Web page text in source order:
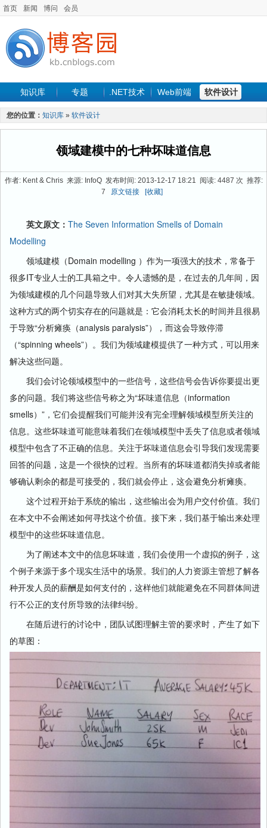
首页 新闻 博问 会员
知识库 专题 .NET技术 Web前端 软件设计
手机开发 软件工程
最新文章
您的位置： 知识库 » 软件设计
领域建模中的七种坏味道信息
作者: Kent & Chris 来源: InfoQ 发布时间: 2013-12-17 18:21 阅读: 4487 次 推荐:
7
原文链接 [收藏]
英文原文： The Seven Information Smells of Domain
Modelling
领域建模（Domain modelling ）作为一项强大的技术，常备于
很多IT专业人士的工具箱之中。令人遗憾的是，在过去的几年间，因
为领域建模的几个问题导致人们对其大失所望，尤其是在敏捷领域。
这种方式的两个切实存在的问题就是：它会消耗太长的时间并且很易
于导致“分析瘫痪（analysis paralysis”），而这会导致停滞
（“spinning wheels”）。我们为领域建模提供了一种方式，可以用来
解决这些问题。
我们会讨论领域模型中的一些信号，这些信号会告诉你要提出更
多的问题。我们将这些信号称之为“坏味道信息（information
smells）”，它们会提醒我们可能并没有完全理解领域模型所关注的
信息。这些坏味道可能意味着我们在领域模型中丢失了信息或者领域
模型中包含了不正确的信息。关注于坏味道信息会引导我们发现需要
回答的问题，这是一个很快的过程。当所有的坏味道都消失掉或者能
够确认剩余的都是可接受的，我们就会停止，这会避免分析瘫痪。
这个过程开始于系统的输出，这些输出会为用户交付价值。我们
在本文中不会阐述如何寻找这个价值。接下来，我们基于输出来处理
模型中的这些坏味道信息。
为了阐述本文中的信息坏味道，我们会使用一个虚拟的例子，这
个例子来源于多个现实生活中的场景。我们的人力资源主管想了解各
种开发人员的薪酬是如何支付的，这样他们就能避免在不同群体间进
行不公正的支付所导致的法律纠纷。
在随后进行的讨论中，团队试图理解主管的要求时，产生了如下
的草图：